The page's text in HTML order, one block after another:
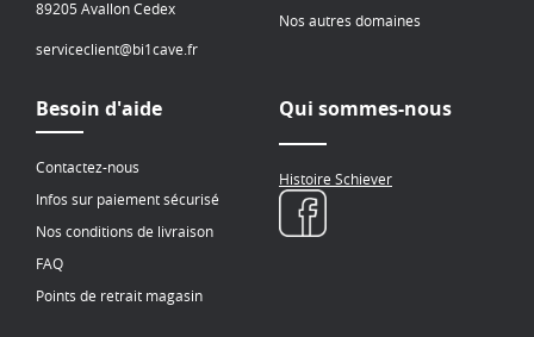
89205 Avallon Cedex
serviceclient@bi1cave.fr
Nos autres domaines
Besoin d'aide
Contactez-nous
Infos sur paiement sécurisé
Nos conditions de livraison
FAQ
Points de retrait magasin
Qui sommes-nous
Histoire Schiever